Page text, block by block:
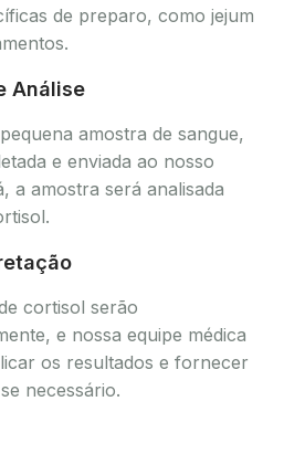
de preparo, como jejum
Análise
amostra de sangue,
e enviada ao nosso
a amostra será analisada
cortisol serão
e nossa equipe médica
os resultados e fornecer
necessário.